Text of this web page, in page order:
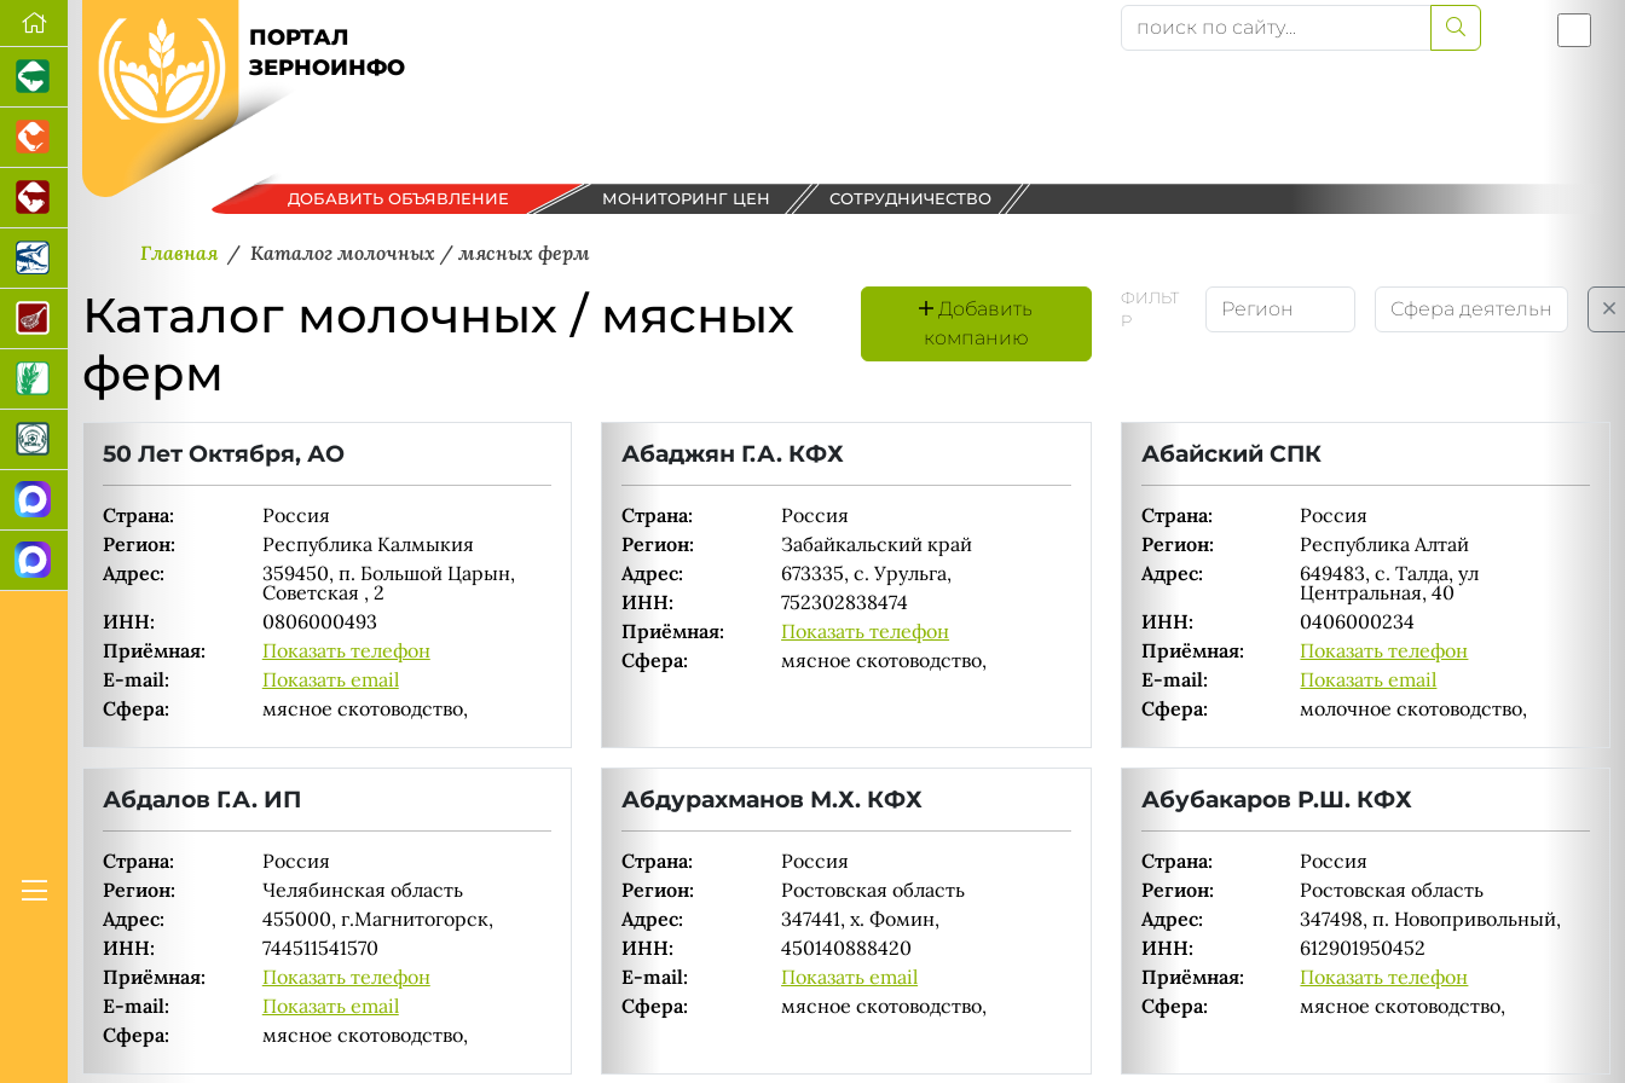
ПОРТАЛ
ЗЕРНОИНФО
ДОБАВИТЬ ОБЪЯВЛЕНИЕ МОНИТОРИНГ ЦЕН СОТРУДНИЧЕСТВО
Главная Каталог молочных / мясных ферм
Каталог молочных / мясных
ферм
Добавить
компанию
ФИЛЬТ
Р
50 Лет Октября, АО
Страна:
Россия
Регион:
Республика Калмыкия
Адрес:
359450, п. Большой Царын,
Советская , 2
ИНН:
0806000493
Приёмная:
Показать телефон
E-mail:
Показать email
Сфера:
мясное скотоводство,
Абаджян Г.А. КФХ
Страна:
Россия
Регион:
Забайкальский край
Адрес:
673335, с. Урульга,
ИНН:
752302838474
Приёмная:
Показать телефон
Сфера:
мясное скотоводство,
Абайский СПК
Страна:
Россия
Регион:
Республика Алтай
Адрес:
649483, с. Талда, ул
Центральная, 40
ИНН:
0406000234
Приёмная:
Показать телефон
E-mail:
Показать email
Сфера:
молочное скотоводство,
Абдалов Г.А. ИП
Страна:
Россия
Регион:
Челябинская область
Адрес:
455000, г.Магнитогорск,
ИНН:
744511541570
Приёмная:
Показать телефон
E-mail:
Показать email
Сфера:
мясное скотоводство,
Абдурахманов М.Х. КФХ
Страна:
Россия
Регион:
Ростовская область
Адрес:
347441, х. Фомин,
ИНН:
450140888420
E-mail:
Показать email
Сфера:
мясное скотоводство,
Абубакаров Р.Ш. КФХ
Страна:
Россия
Регион:
Ростовская область
Адрес:
347498, п. Новопривольный,
ИНН:
612901950452
Приёмная:
Показать телефон
Сфера:
мясное скотоводство,